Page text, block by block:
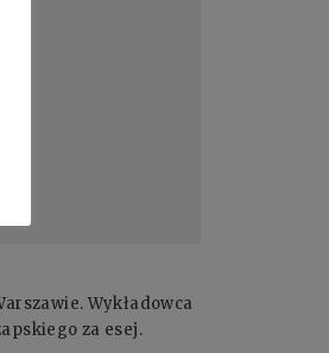
Wykładowca
za esej.